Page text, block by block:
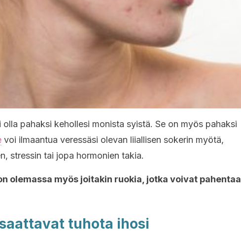
pahaksi kehollesi monista syistä. Se on myös pahaksi
voi ilmaantua veressäsi olevan liiallisen sokerin myötä,
stressin tai jopa hormonien takia.
olemassa myös joitakin ruokia, jotka voivat pahentaa
tuhota ihosi